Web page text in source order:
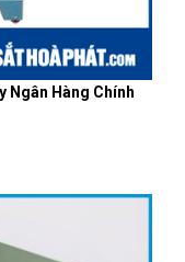
Ngân Hàng Chính